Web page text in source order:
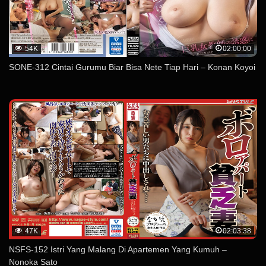
54K 02:00:00
SONE-312 Cintai Gurumu Biar Bisa Nete Tiap Hari – Konan Koyoi
47K 02:03:38
NSFS-152 Istri Yang Malang Di Apartemen Yang Kumuh –
Nonoka Sato